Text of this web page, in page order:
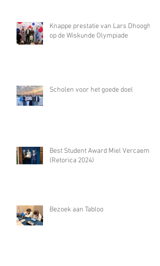
Knappe prestatie van Lars Dhooghe
op de Wiskunde Olympiade
Scholen voor het goede doel
Best Student Award Miel Vercaemst
(Retorica 2024)
Bezoek aan Tabloo